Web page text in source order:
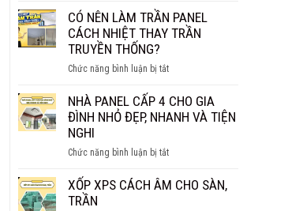
NHIÊU
1M2?
GIÁ
TIẾT
PANEL
BAO
1M2?
GIÁ
MỚI
2026
CÓ NÊN LÀM TRẦN PANEL
CÁCH NHIỆT THAY TRẦN
TRUYỀN THỐNG?
Chức năng bình luận bị tắtở
NÊN
LÀM
CÁCH
THAY
NHÀ PANEL CẤP 4 CHO GIA
ĐÌNH NHỎ ĐẸP, NHANH VÀ TIỆN
NGHI
Chức năng bình luận bị tắtở
PANEL
XỐP XPS CÁCH ÂM CHO SÀN,
TRẦN